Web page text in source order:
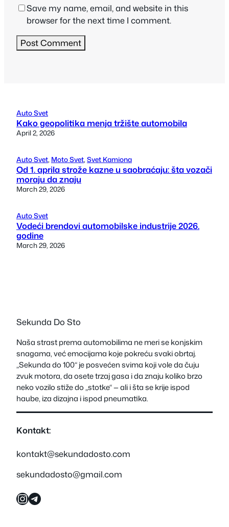
Save my name, email, and website in this
browser for the next time I comment.
Auto Svet
Kako geopolitika menja tržište automobila
April 2, 2026
Auto Svet, Moto Svet, Svet Kamiona
Od 1. aprila strože kazne u saobraćaju: šta vozači
moraju da znaju
March 29, 2026
Auto Svet
Vodeći brendovi automobilske industrije 2026.
godine
March 29, 2026
Sekunda Do Sto
Naša strast prema automobilima ne meri se konjskim
snagama, već emocijama koje pokreću svaki obrtaj.
„Sekunda do 100“ je posvećen svima koji vole da čuju
zvuk motora, da osete trzaj gasa i da znaju koliko brzo
neko vozilo stiže do „stotke“ — ali i šta se krije ispod
haube, iza dizajna i ispod pneumatika.
Kontakt:
kontakt@sekundadosto.com
sekundadosto@gmail.com
InstagramTelegram